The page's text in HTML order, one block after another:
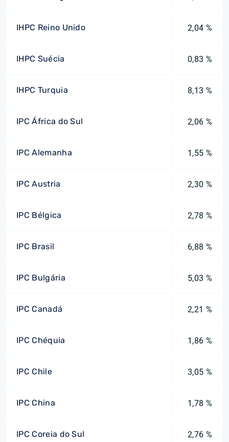
IHPC Reino Unido 2,04 %
IHPC Suécia 0,83 %
IHPC Turquia 8,13 %
IPC África do Sul 2,06 %
IPC Alemanha 1,55 %
IPC Austria 2,30 %
IPC Bélgica 2,78 %
IPC Brasil 6,88 %
IPC Bulgária 5,03 %
IPC Canadá 2,21 %
IPC Chéquia 1,86 %
IPC Chile 3,05 %
IPC China 1,78 %
IPC Coreia do Sul 2,76 %